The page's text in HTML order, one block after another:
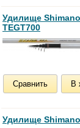
Удилище Shimano
TEGT700
Сравнить В
Удилище